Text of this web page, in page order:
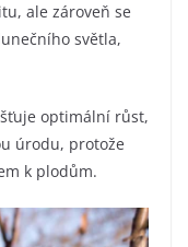
ale zároveň se
světla,
optimální růst,
úrodu, protože
k plodům.